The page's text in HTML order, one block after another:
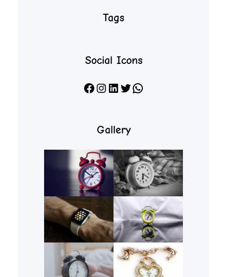
Tags
Social Icons
Facebook Instagram LinkedIn X WhatsApp
Gallery